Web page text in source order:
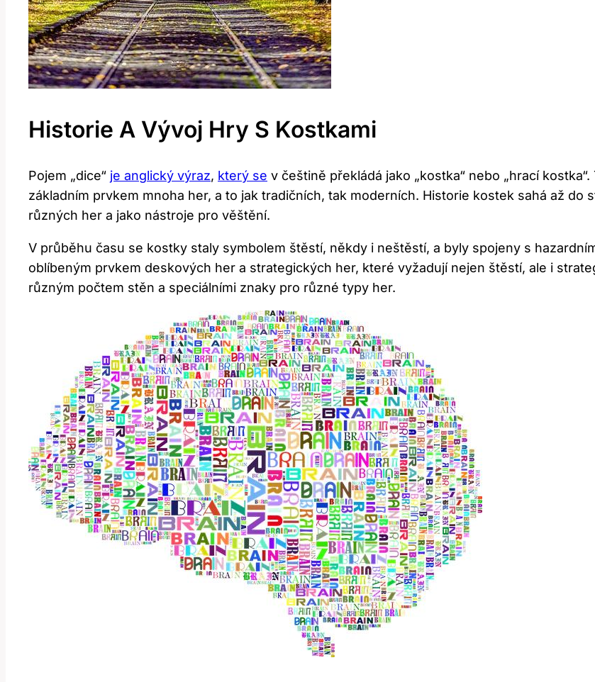
Historie A Vývoj Hry S Kostkami
Pojem „dice“ je anglický výraz, který se v češtině překládá jako „kostka“ nebo „hrací
základním prvkem mnoha her, a to jak tradičních, tak moderních. Historie kostek sahá až do
různých her a jako nástroje pro věštění.
V průběhu času se kostky staly symbolem štěstí, někdy i neštěstí, a byly spojeny s
oblíbeným prvkem deskových her a strategických her, které vyžadují nejen štěstí, ale i
různým počtem stěn a speciálními znaky pro různé typy her.